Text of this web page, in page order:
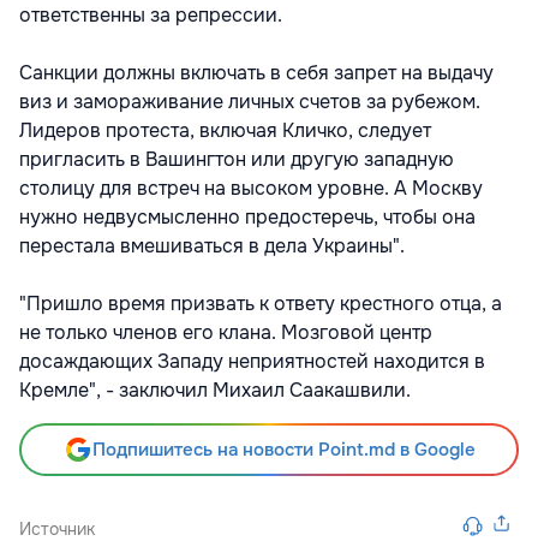
ответственны за репрессии.
Санкции должны включать в себя запрет на выдачу
виз и замораживание личных счетов за рубежом.
Лидеров протеста, включая Кличко, следует
пригласить в Вашингтон или другую западную
столицу для встреч на высоком уровне. А Москву
нужно недвусмысленно предостеречь, чтобы она
перестала вмешиваться в дела Украины".
"Пришло время призвать к ответу крестного отца, а
не только членов его клана. Мозговой центр
досаждающих Западу неприятностей находится в
Кремле", - заключил Михаил Саакашвили.
Подпишитесь на новости Point.md в Google
Источник